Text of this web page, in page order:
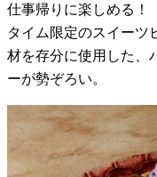
仕事帰りに楽しめる
タイム限定のスイーツ
材を存分に使用した、
ーが勢ぞろい。